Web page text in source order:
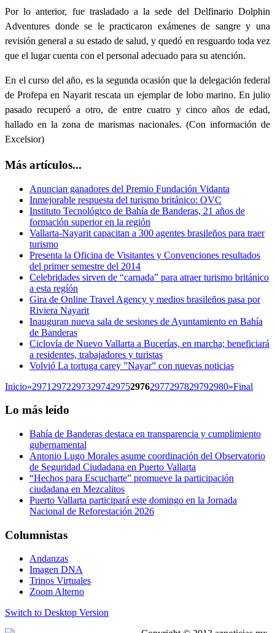
Por lo anterior, fue trasladado a la sede del Delfinario Dolphin
Adventures donde se le practicaron exámenes de sangre y una
revisión general a su estado de salud, y quedó en resguardo toda vez
que el lugar cuenta con el personal adecuado para su atención.
En el curso del año, es la segunda ocasión que la delegación federal
de Profepa en Nayarit rescata un ejemplar de lobo marino. En julio
pasado recuperó a otro, de entre cuatro y cinco años de edad,
hallado en la zona de marismas nacionales. (Con información de
Excelsior)
Más artículos...
Anuncian ganadores del Premio Fundación Vidanta
Inmejorable respuesta del turismo británico: OVC
Instituto Tecnológico de Bahía de Banderas, 21 años de
formación superior en la región
Vallarta-Nayarit capacitan a 300 agentes brasileños para traer
turismo
Presenta la Oficina de Visitantes y Convenciones resultados
del primer semestre del 2014
Celebridades sirven de “carnada” para atraer turismo británico
a esta regíón
Gira de Online Travel Agency y medios brasileños pasa por
Riviera Nayarit
Inauguran nueva sala de sesiones de Ayuntamiento en Bahía
de Banderas
Ciclovía de Nuevo Vallarta a Bucerías, en marcha; beneficiará
a residentes, trabajadores y turistas
Volvió La tortuga carey ”Nayar” con nuevas noticias
Inicio«2971 297229732974297529762977297829792980»Final
Lo más leído
Bahía de Banderas destaca en transparencia y cumplimiento
gubernamental
Antonio Lugo Morales asume coordinación del Observatorio
de Seguridad Ciudadana en Puerto Vallarta
“Hechos para Escucharte” promueve la participación
ciudadana en Mezcalitos
Puerto Vallarta participará este domingo en la Jornada
Nacional de Reforestación 2026
Columnistas
Andanzas
Imagen DNA
Trinos Virtuales
Zoom Alterno
Switch to Desktop Version